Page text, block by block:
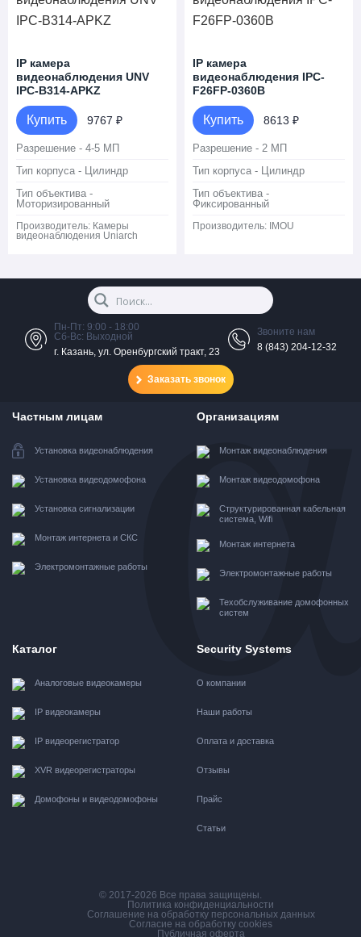
IP камера
видеонаблюдения UNV
IPC-B314-APKZ
Купить 9767 ₽
Разрешение - 4-5 МП
Тип корпуса - Цилиндр
Тип объектива -
Моторизированный
Производитель: Камеры
видеонаблюдения Uniarch
IP камера
видеонаблюдения IPC-
F26FP-0360B
Купить 8613 ₽
Разрешение - 2 МП
Тип корпуса - Цилиндр
Тип объектива -
Фиксированный
Производитель: IMOU
Пн-Пт: 9:00 - 18:00
Сб-Вс: Выходной
г. Казань, ул. Оренбургский тракт, 23
Звоните нам
8 (843) 204-12-32
Заказать звонок
Частным лицам
Установка видеонаблюдения
Установка видеодомофона
Установка сигнализации
Монтаж интернета и СКС
Электромонтажные работы
Организациям
Монтаж видеонаблюдения
Монтаж видеодомофона
Структурированная кабельная
система, Wifi
Монтаж интернета
Электромонтажные работы
Техобслуживание домофонных
систем
Каталог
Аналоговые видеокамеры
IP видеокамеры
IP видеорегистратор
XVR видеорегистраторы
Домофоны и видеодомофоны
Security Systems
О компании
Наши работы
Оплата и доставка
Отзывы
Прайс
Статьи
© 2017-2026 Все права защищены.
Политика конфиденциальности
Соглашение на обработку персональных данных
Согласие на обработку cookies
Публичная оферта